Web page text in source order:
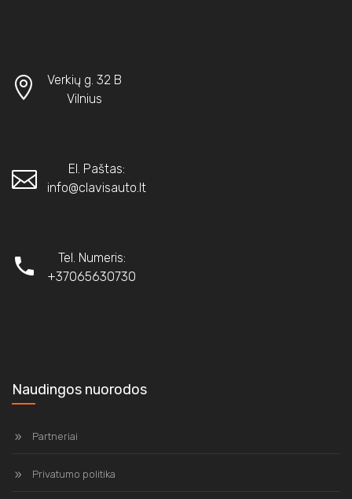
Verkių g. 32 B
Vilnius
El. Paštas:
info@clavisauto.lt
Tel. Numeris:
+37065630730
Naudingos nuorodos
Partneriai
Privatumo politika